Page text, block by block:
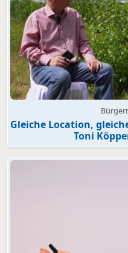
Gleiche Location,
Toni